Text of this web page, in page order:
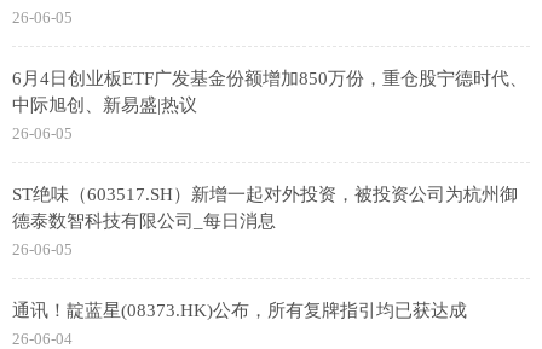
26-06-05
6月4日创业板ETF广发基金份额增加850万份，重仓股宁德时代、
中际旭创、新易盛|热议
26-06-05
ST绝味（603517.SH）新增一起对外投资，被投资公司为杭州御
德泰数智科技有限公司_每日消息
26-06-05
通讯！靛蓝星(08373.HK)公布，所有复牌指引均已获达成
26-06-04